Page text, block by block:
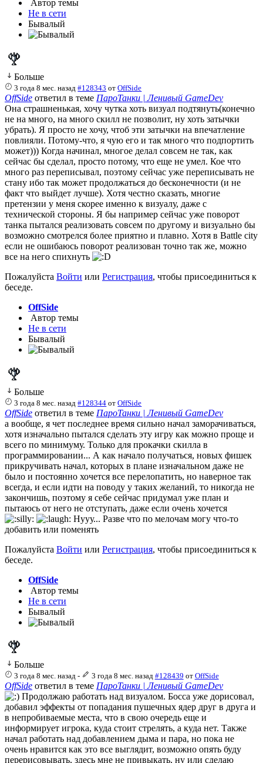
Автор темы
Не в сети
Бывалый
Больше
3 года 8 мес. назад #128343 отOffSide
OffSide ответил в теме ПароТанки | Ленивый GameDev
Она страшненькая, хочу чутка хоть визуал подтянуть(конечно
не на много, на много скилл не позволит, ну хоть затычки
убрать). Я просто не хочу, чтоб эти затычки на впечатление
повлияли. Потому-что, я чую его и так много что подпортить
может))) Когда начинал, многое делал совсем не так, как
сейчас бы сделал, просто потому, что еще не умел. Кое что
много раз переписывал, поэтому сейчас уже переписывать не
стану ибо так может продолжаться до бесконечности (и не
факт что выйдет лучше). Хотя честно сказать, многие
претензии у меня скорее именно к визуалу, даже с
технической стороны. Я бы например сейчас уже поворот
танка пытался реализовать совсем по другому и визуально бы
возможно смотрелся более приятно и плавно. Хотя в Battle city
если не ошибаюсь поворот реализован точно так же, можно
все на него спихнуть
Пожалуйста Войти или Регистрация, чтобы присоединиться к
беседе.
OffSide
Автор темы
Не в сети
Бывалый
Больше
3 года 8 мес. назад #128344 отOffSide
OffSide ответил в теме ПароТанки | Ленивый GameDev
а вообще, я чет последнее время сильно начал заморачиваться,
хотя изначально пытался сделать эту игру как можно проще и
всего по минимуму. Только для прокачки скилла в
программировании... А как начало получаться, новых фишек
прикручивать начал, которых в плане изначальном даже не
было и постоянно хочется все перелопатить, но наверное так
всегда, и если идти на поводу у таких желаний, то никогда не
закончишь, поэтому я себе сейчас придумал уже план и
пытаюсь от него не отступать, даже если очень хочется
Нууу... Разве что по мелочам могу что-то
добавить или поменять
Пожалуйста Войти или Регистрация, чтобы присоединиться к
беседе.
OffSide
Автор темы
Не в сети
Бывалый
Больше
3 года 8 мес. назад - 3 года 8 мес. назад #128439 от OffSide
OffSide ответил в теме ПароТанки | Ленивый GameDev
Продолжаю работать над визуалом. Босса уже дорисовал,
добавил эффекты от попадания пушечных ядер друг в друга и
в непробиваемые места, что в свою очередь еще и
информирует игрока, куда стоит стрелять, а куда нет. Также
начал работать над добавлением дыма и пара, но пока не
очень нравится как это все выглядит, возможно опять буду
перерисовывать, здесь мне не привыкать, ну или сделаю